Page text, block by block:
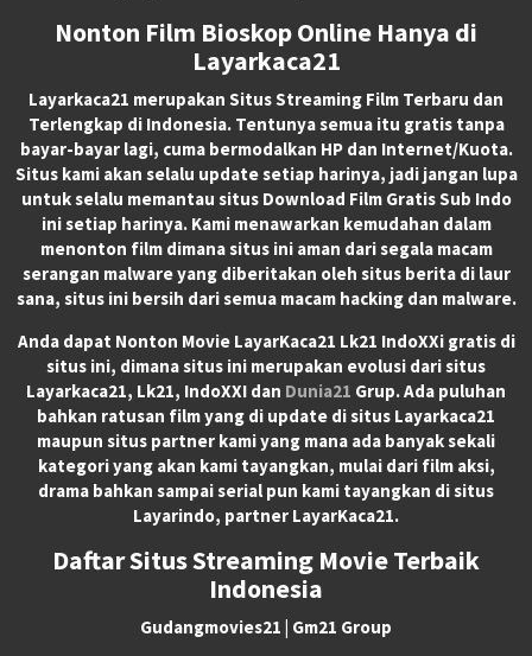
Nonton Film Bioskop Online Hanya di
Layarkaca21
Layarkaca21 merupakan Situs Streaming Film Terbaru dan
Terlengkap di Indonesia. Tentunya semua itu gratis tanpa
bayar-bayar lagi, cuma bermodalkan HP dan Internet/Kuota.
Situs kami akan selalu update setiap harinya, jadi jangan lupa
untuk selalu memantau situs Download Film Gratis Sub Indo
ini setiap harinya. Kami menawarkan kemudahan dalam
menonton film dimana situs ini aman dari segala macam
serangan malware yang diberitakan oleh situs berita di laur
sana, situs ini bersih dari semua macam hacking dan malware.
Anda dapat Nonton Movie LayarKaca21 Lk21 IndoXXigratis di
situs ini, dimana situs ini merupakan evolusi dari situs
Layarkaca21, Lk21, IndoXXI dan Dunia21 Grup. Ada puluhan
bahkan ratusan film yang di update di situs Layarkaca21
maupun situs partner kami yang mana ada banyak sekali
kategori yang akan kami tayangkan, mulai dari film aksi,
drama bahkan sampai serial pun kami tayangkan di situs
Layarindo, partner LayarKaca21.
Daftar Situs Streaming Movie Terbaik
Indonesia
Gudangmovies21 | Gm21 Group